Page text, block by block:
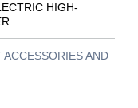
HIGH-
AND